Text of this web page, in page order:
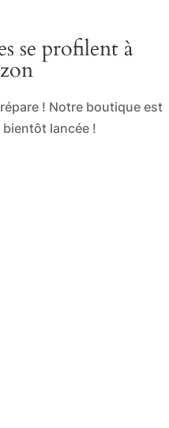
se profilent à
! Notre boutique est
lancée !